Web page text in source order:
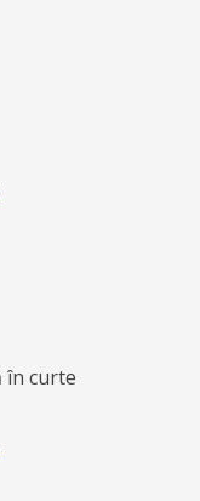
în curte